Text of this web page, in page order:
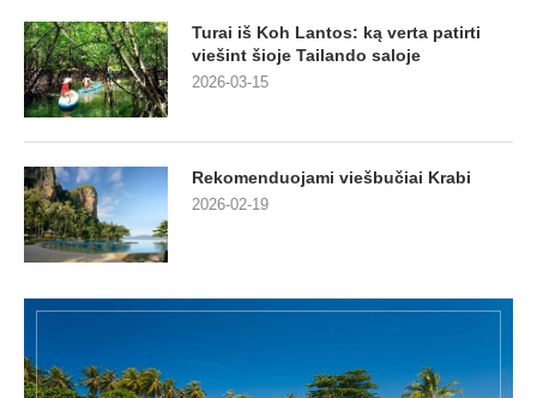
Turai iš Koh Lantos: ką verta patirti
viešint šioje Tailando saloje
2026-03-15
Rekomenduojami viešbučiai Krabi
2026-02-19